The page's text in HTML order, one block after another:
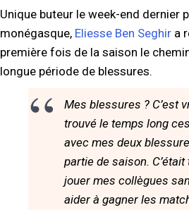
Unique buteur le week-end dernier
monégasque, Eliesse Ben Seghir a
première fois de la saison le
longue période de blessures.
Mes blessures ? C’est
trouvé le temps long
avec mes deux
partie de saison.
jouer mes collègues
aider à gagner les